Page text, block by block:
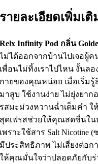
รายละเอียดเพิ่มเ
Relx Infinity Pod กลิ่น
ไม่ได้ออกจากบ้านไปเจอผู้
เพื่อนไม่ทิ้งเราไปไหน งั้นล
กายของคุณหน่อย เมื่อเริ่ม
มาสูบ ใช้งานง่าย ไม่ยุ่งยา
รสมะม่วงหวานฉ่ำเต็มคำ
สุดเฟรสช่วยให้คุณสดชื่นใน
เพราะใช้สาร Salt
มีประสิทธิภาพ ไม่เสี่ยงต่อก
ให้คุณมั่นใจว่าปลอดภัยกับ